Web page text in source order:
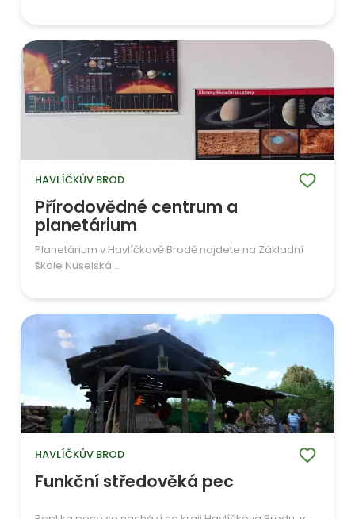
HAVLÍČKŮV BROD
Přírodovědné centrum a
planetárium
Planetárium v Havlíčkově Brodě najdete na Základní
škole Nuselská ...
HAVLÍČKŮV BROD
Funkční středověká pec